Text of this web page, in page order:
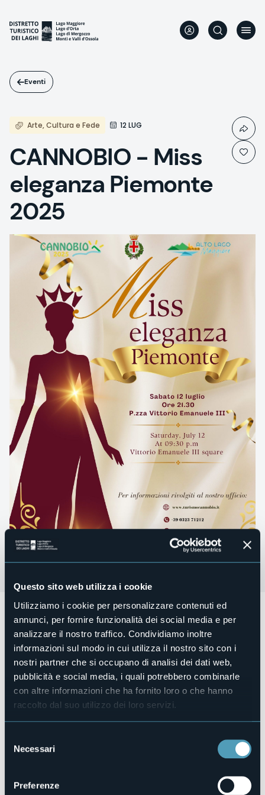
Questo sito web utilizza i cookie
Utilizziamo i cookie per personalizzare contenuti ed
annunci, per fornire funzionalità dei social media e per
analizzare il nostro traffico. Condividiamo inoltre
informazioni sul modo in cui utilizza il nostro sito con i
nostri partner che si occupano di analisi dei dati web,
pubblicità e social media, i quali potrebbero combinarle
con altre informazioni che ha fornito loro o che hanno
raccolto dal suo utilizzo dei loro servizi.
delNecessari
Preferenze
contenuto
principale
Eventi
Arte, Cultura e Fede 12 LUG
CANNOBIO - Miss
eleganza Piemonte
2025
Sabato 12 luglio dalle ore 21:30si terrà il concorso
eleganza Piemonte 2025"nella fantastica cornice del
Lago Maggiore.
Ingresso libero.
Organizzatore
Città di Cannobio
Telefono
+39 0323 71212
info@turismocannobio.it